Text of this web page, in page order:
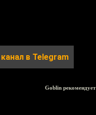
канал в Telegram
Goblin рекомендует